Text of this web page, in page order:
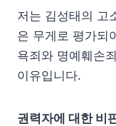
저는 김성태의 고
은 무게로 평가되
욕죄와 명예훼손
이유입니다.
권력자에 대한 비